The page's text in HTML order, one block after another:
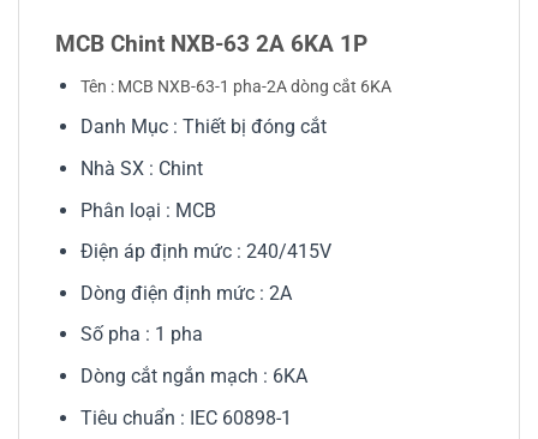
MCB Chint NXB-63 2A 6KA 1P
Tên : MCB NXB-63-1 pha-2A dòng cắt 6KA
Danh Mục : Thiết bị đóng cắt
Nhà SX : Chint
Phân loại : MCB
Điện áp định mức : 240/415V
Dòng điện định mức : 2A
Số pha : 1 pha
Dòng cắt ngắn mạch : 6KA
Tiêu chuẩn : IEC 60898-1